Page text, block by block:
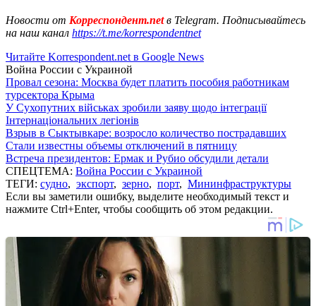
Новости от Корреспондент.netв Telegram. Подписывайтесь
на наш канал https://t.me/korrespondentnet
Читайте Korrespondent.net в Google News
Война России с Украиной
Провал сезона: Москва будет платить пособия работникам
турсектора Крыма
У Сухопутних військах зробили заяву щодо інтеграції
Інтернаціональних легіонів
Взрыв в Сыктывкаре: возросло количество пострадавших
Стали известны объемы отключений в пятницу
Встреча президентов: Ермак и Рубио обсудили детали
СПЕЦТЕМА: Война России с Украиной
ТЕГИ: судно, экспорт, зерно, порт, Мининфраструктуры
Если вы заметили ошибку, выделите необходимый текст и
нажмите Ctrl+Enter, чтобы сообщить об этом редакции.